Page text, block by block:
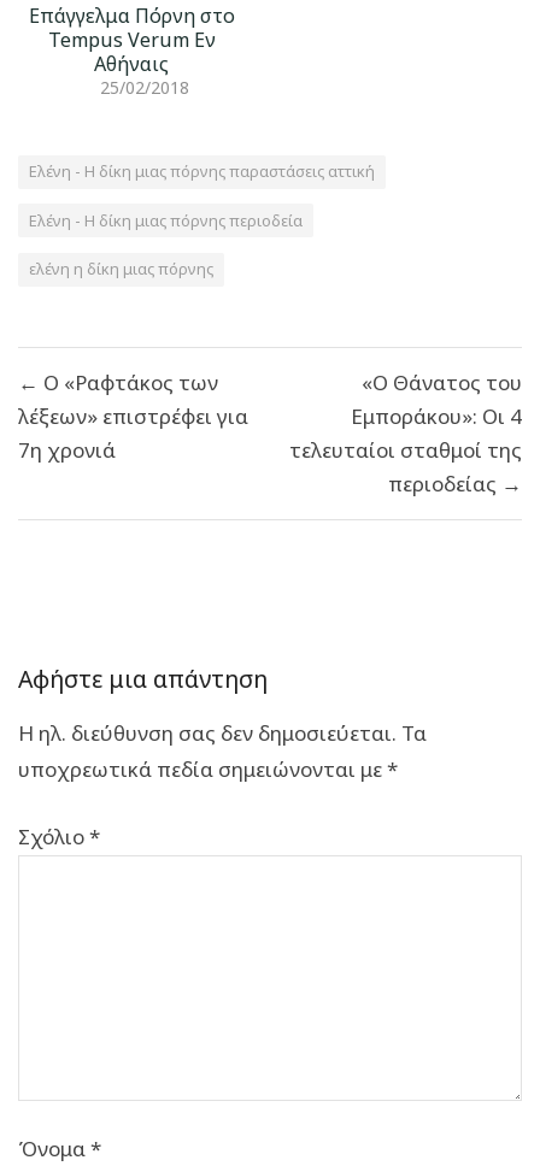
Επάγγελμα Πόρνη στο
Tempus Verum Εν
Αθήναις
25/02/2018
Ελένη - Η δίκη μιας πόρνης παραστάσεις αττική
Ελένη - Η δίκη μιας πόρνης περιοδεία
ελένη η δίκη μιας πόρνης
άρθρων
← Ο «Ραφτάκος των
λέξεων» επιστρέφει για
7η χρονιά
«Ο Θάνατος του
Εμποράκου»: Οι 4
τελευταίοι σταθμοί της
περιοδείας →
Αφήστε μια απάντηση
Η ηλ. διεύθυνση σας δεν δημοσιεύεται. Τα
υποχρεωτικά πεδία σημειώνονται με*
Σχόλιο*
Όνομα*